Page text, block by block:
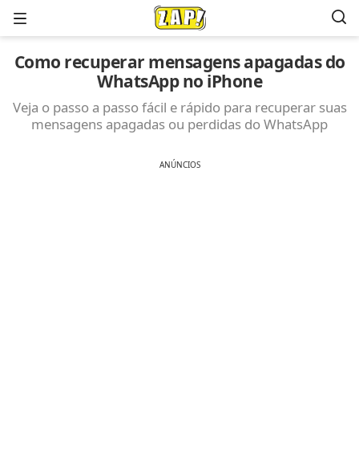
Menu
Como recuperar mensagens apagadas do
WhatsApp no iPhone
Veja o passo a passo fácil e rápido para recuperar suas
mensagens apagadas ou perdidas do WhatsApp
ANÚNCIOS